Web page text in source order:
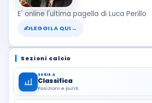
E' online l'ultima pagella di Luca Perillo
✍LEGGILA QUI →
Sezioni calcio
SERIE A
Classifica
Posizioni e punti